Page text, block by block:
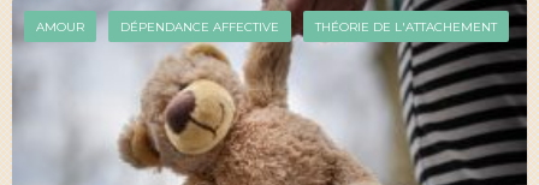
AMOUR DÉPENDANCE AFFECTIVE THÉORIE DE L'ATTACHEMENT